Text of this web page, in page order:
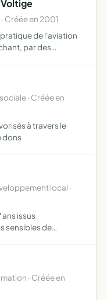
Créée en 2001
de l'aviation
par des
· Créée en
à travers le
dons
local ·
ans issus
sensibles de
· Créée en